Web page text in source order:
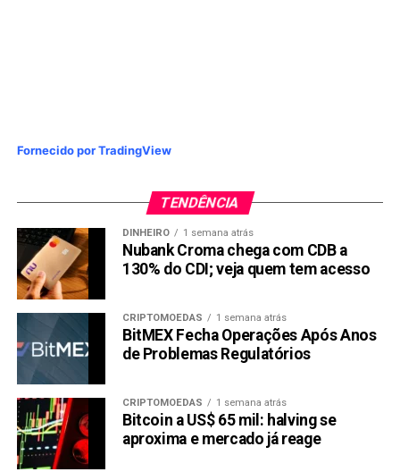
Fornecido por TradingView
TENDÊNCIA
DINHEIRO 1 semana atrás
Nubank Croma chega com CDB a
130% do CDI; veja quem tem acesso
CRIPTOMOEDAS 1 semana atrás
BitMEX Fecha Operações Após Anos
de Problemas Regulatórios
CRIPTOMOEDAS 1 semana atrás
Bitcoin a US$ 65 mil: halving se
aproxima e mercado já reage